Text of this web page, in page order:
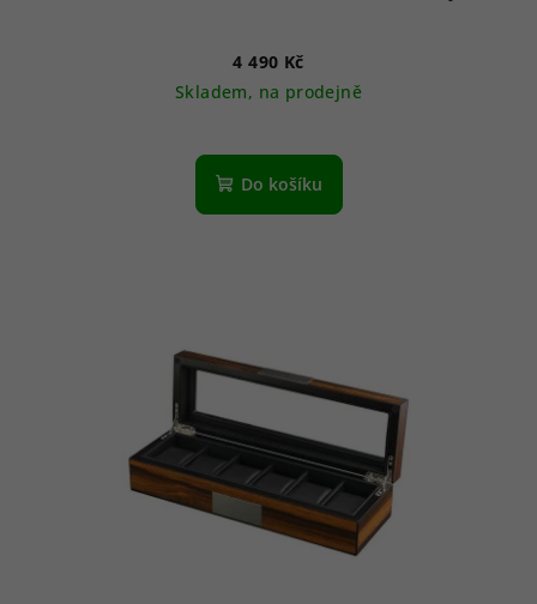
4 490 Kč
Skladem, na prodejně
Do košíku